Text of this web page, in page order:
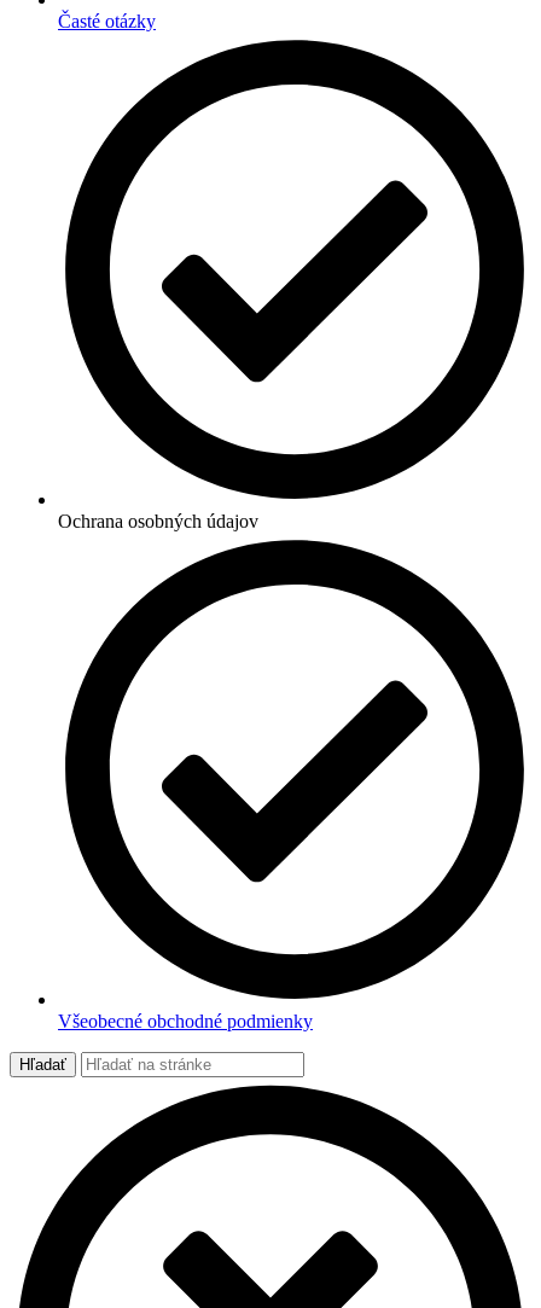
Časté otázky
Ochrana osobných údajov
Všeobecné obchodné podmienky
Hľadať
Search
for